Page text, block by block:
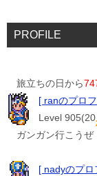
PROFILE
旅立ちの日から
[ ranのプロ
Level 905(20
ガンガン行こうぜ
[ nadyのプロ